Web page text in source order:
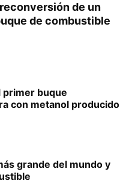
de un
de combustible
primer buque
con metanol producido
grande del mundo y